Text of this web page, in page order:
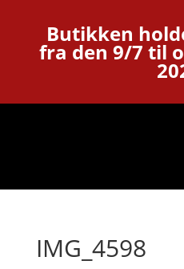
Butikken
fra den 9/7 til
IMG_4598